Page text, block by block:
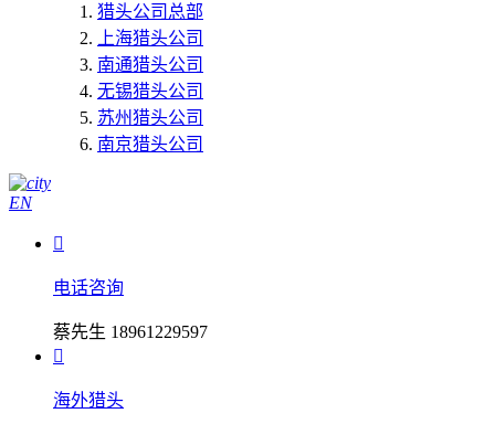
猎头公司总部
上海猎头公司
南通猎头公司
无锡猎头公司
苏州猎头公司
南京猎头公司
EN

电话咨询
蔡先生 18961229597

海外猎头